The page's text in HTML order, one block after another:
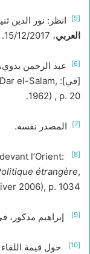
[5] انظر: نور الدين
العربي، 15/12/2017.
[6]
عبد الرحمن
[في]: el-Salam,
1962) , p. 20.
[7] المصدر نفسه.
[8]
l’Orient:
étrangère,
2006), p. 1034.
[9] إبراهيم مدكور،
[10]
حول قيمة